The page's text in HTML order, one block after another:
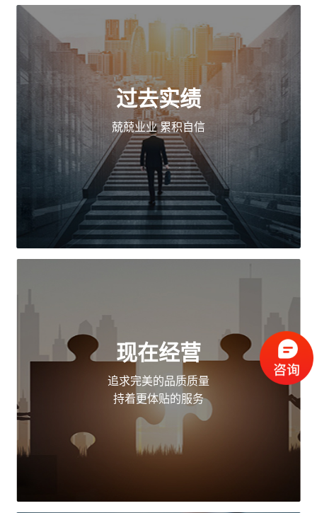
过去实绩
兢兢业业 累积自信
现在经营
追求完美的品质质量
持着更体贴的服务